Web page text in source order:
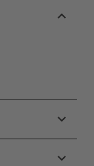
keyboard_arrow_up
keyboard_arrow_down
keyboard_arrow_down